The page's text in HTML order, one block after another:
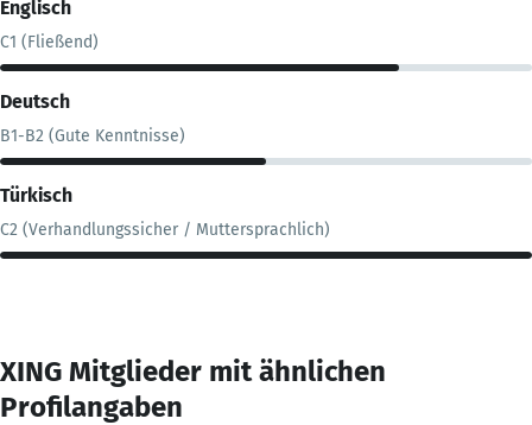
Englisch
C1 (Fließend)
Deutsch
B1-B2 (Gute Kenntnisse)
Türkisch
C2 (Verhandlungssicher / Muttersprachlich)
XING Mitglieder mit ähnlichen
Profilangaben